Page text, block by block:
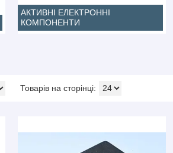
АКТИВНІ ЕЛЕКТРОННІ
КОМПОНЕНТИ